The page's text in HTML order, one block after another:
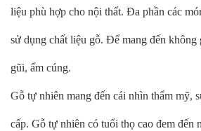
liệu phù hợp cho nội thất. Đa phần các
sử dụng chất liệu gỗ. Để mang đến không
gũi, ấm cúng.
Gỗ tự nhiên mang đến cái nhìn thẩm mỹ,
cấp. Gỗ tự nhiên có tuổi thọ cao đem đến